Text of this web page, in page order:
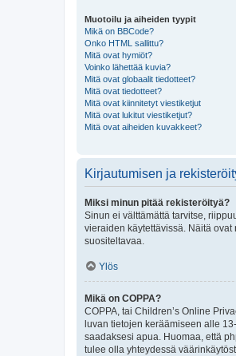
Muotoilu ja aiheiden tyypit
Mikä on BBCode?
Onko HTML sallittu?
Mitä ovat hymiöt?
Voinko lähettää kuvia?
Mitä ovat globaalit tiedotteet?
Mitä ovat tiedotteet?
Mitä ovat kiinnitetyt viestiketjut
Mitä ovat lukitut viestiketjut?
Mitä ovat aiheiden kuvakkeet?
Kirjautumisen ja
Miksi minun pitää rekisteröityä?
Sinun ei välttämättä tarvitse,
vieraiden käytettävissä. Näitä
suositeltavaa.
Ylös
Mikä on COPPA?
COPPA, tai Children’s Online
luvan tietojen keräämiseen alle
saadaksesi apua. Huomaa, että
tulee olla yhteydessä